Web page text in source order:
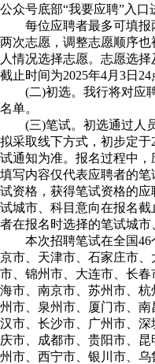
公众号底部“我要应聘”入口
每位应聘者最多可填报
两次志愿，调整志愿顺序
人情况选择志愿。志愿选
截止时间为2025年4月3日24
(二)初选。我行将对应聘
名单。
(三)笔试。初选通过人员
拟采取线下方式，初步定
试通知为准。报名过程中，
填写内容仅代表应聘者的
试资格，获得笔试资格的
试城市、科目意向在报名
者在报名时选择的笔试城市
本次招聘笔试在全国46
京市、天津市、石家庄市
市、锦州市、大连市、长
海市、南京市、苏州市、
州市、泉州市、厦门市、
汉市、长沙市、广州市、
庆市、成都市、贵阳市、
州市、西宁市、银川市、乌